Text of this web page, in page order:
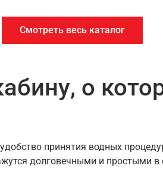
Смотреть весь каталог
о
принятия водных
долговечными и простыми в